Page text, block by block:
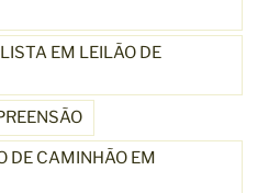
EM LEILÃO DE
DE CAMINHÃO EM